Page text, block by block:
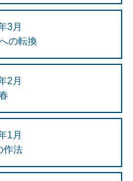
3月
の転換
2月
1月
作法